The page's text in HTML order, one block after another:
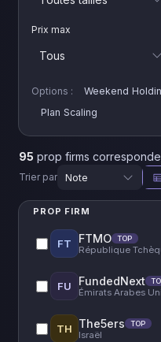
Prix max
Options : Weekend
Plan Scaling
95 prop firms
Trier par
PROP FIRM
FT FTMO TOP
République
FU FundedNext
Émirats Arabes
TH The5ers TOP
Israël